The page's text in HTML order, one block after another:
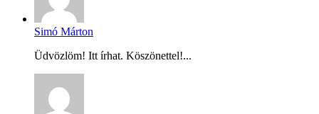
Simó Márton
Üdvözlöm! Itt írhat. Köszönettel!...